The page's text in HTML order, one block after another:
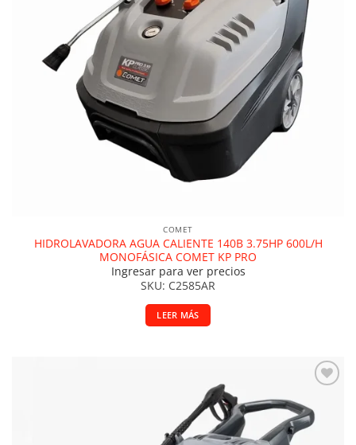
COMET
HIDROLAVADORA AGUA CALIENTE 140B 3.75HP 600L/H
MONOFÁSICA COMET KP PRO
Ingresar para ver precios
SKU: C2585AR
LEER MÁS
Añadir a la lista de deseos